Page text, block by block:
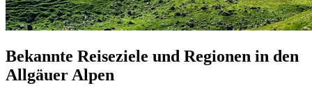
Bekannte Reiseziele und Regionen in den
Allgäuer Alpen